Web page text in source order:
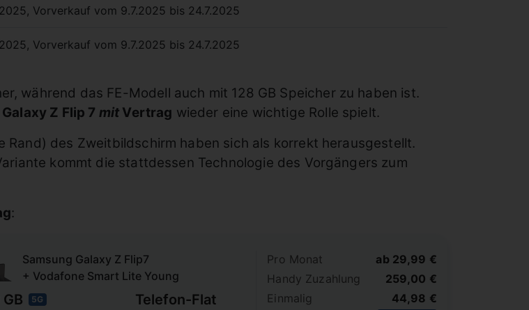
Vorverkauf vom 9.7.2025 bis 24.7.2025
Vorverkauf vom 9.7.2025 bis 24.7.2025
während das FE-Modell auch mit 128 GB Speicher zu haben ist.
Galaxy Z Flip 7 mit Vertrag wieder eine wichtige Rolle spielt.
Rand) des Zweitbildschirm haben sich als korrekt herausgestellt.
kommt die stattdessen Technologie des Vorgängers zum
:
Samsung Galaxy Z Flip7
+ Vodafone Smart Lite Young
5G Telefon-Flat
Pro Monat
Handy Zuzahlung
Einmalig
ab 29,99 €
259,00 €
44,98 €